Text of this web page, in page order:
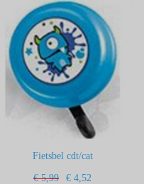
Fietsbel cdt/cat
€ 5,99 € 4,52